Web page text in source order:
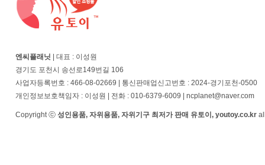
엔씨플래닛 | 대표 : 이성원
경기도 포천시 송선로149번길 106
사업자등록번호 : 466-08-02669 | 통신판매업신고번호 : 2024-경기포천-0500
개인정보보호책임자 : 이성원 | 전화 : 010-6379-6009 | ncplanet@naver.com
Copyright ⓒ 성인용품, 자위용품, 자위기구 최저가 판매 유토이, youtoy.co.kr